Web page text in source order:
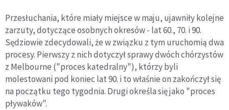
Przesłuchania, które miały miejsce w maju, ujawniły kolejne
zarzuty, dotyczące osobnych okresów - lat 60., 70. i 90.
Sędziowie zdecydowali, że w związku z tym uruchomią dwa
procesy. Pierwszy z nich dotyczył sprawy dwóch chórzystów
z Melbourne ("proces katedralny"), którzy byli
molestowani pod koniec lat 90. i to właśnie on zakończył się
na początku tego tygodnia. Drugi określa się jako "proces
pływaków".